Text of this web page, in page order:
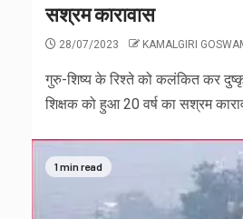
सश्रम कारावास
28/07/2023 KAMALGIRI
गुरु-शिष्य के रिश्ते को कलंकित कर
शिक्षक को हुआ 20 वर्ष का सश्रम
1 min read